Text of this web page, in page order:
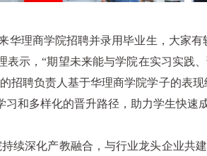
理商学院招聘并录用毕业生，大家有
表示，“期望未来能与学院在实习实践
招聘负责人基于华理商学院学子的表
习和多样化的晋升路径，助力学生快速
深化产教融合，与行业龙头企业共